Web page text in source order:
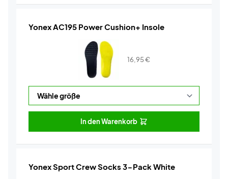
Yonex AC195 Power Cushion+ Insole
16,95€
In den Warenkorb
Yonex Sport Crew Socks 3-Pack White